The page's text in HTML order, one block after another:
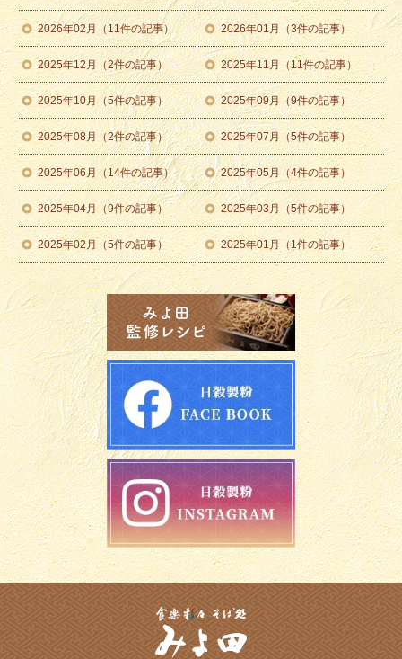
2026年02月（11件の記事） 2026年01月（3件の記事）
2025年12月（2件の記事） 2025年11月（11件の記事）
2025年10月（5件の記事） 2025年09月（9件の記事）
2025年08月（2件の記事） 2025年07月（5件の記事）
2025年06月（14件の記事） 2025年05月（4件の記事）
2025年04月（9件の記事） 2025年03月（5件の記事）
2025年02月（5件の記事） 2025年01月（1件の記事）